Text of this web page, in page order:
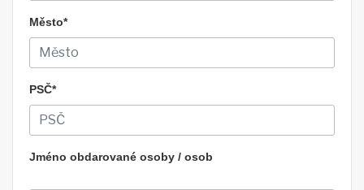
Město*
PSČ*
Jméno obdarované osoby / osob